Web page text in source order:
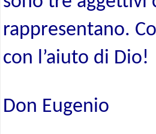
rappresentano.
con l’aiuto di Dio!
Don Eugenio